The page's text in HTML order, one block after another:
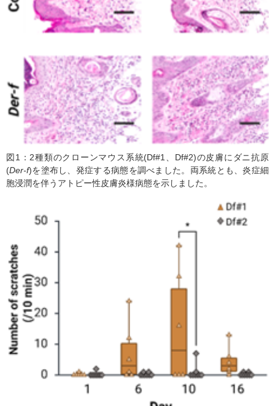
図1：2種類のクローンマウス系統(Df#1、Df#2)の皮膚にダニ抗原
(Der-f)を塗布し、発症する病態を調べました。両系統とも、炎症細
胞浸潤を伴うアトピー性皮膚炎様病態を示しました。